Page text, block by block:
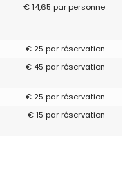
anti-moustique
€ 14,65 par personne
€ 25 par réservation
€ 45 par réservation
€ 25 par réservation
€ 15 par réservation